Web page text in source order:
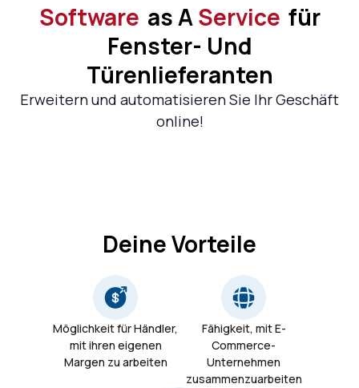
Software As AService Für
Fenster- Und
Türenlieferanten
Erweitern und automatisieren Sie Ihr Geschäft
online!
Deine Vorteile
Möglichkeit für Händler,
mit ihren eigenen
Margen zu arbeiten
Fähigkeit, mit E-
Commerce-
Unternehmen
zusammenzuarbeiten